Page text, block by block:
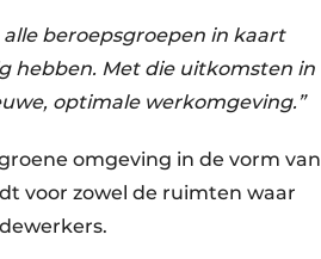
alle beroepsgroepen in kaart
hebben. Met die uitkomsten in
optimale werkomgeving.”
omgeving in de vorm van
voor zowel de ruimten waar